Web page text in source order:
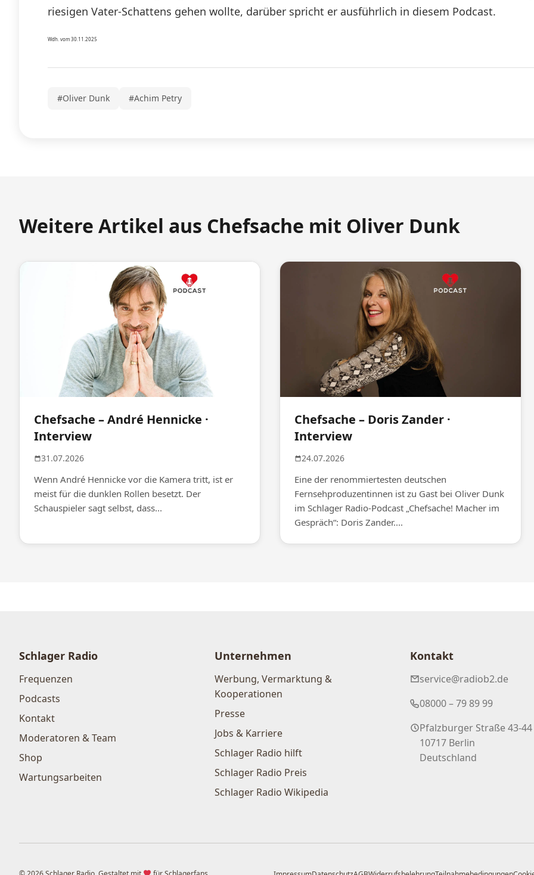
riesigen Vater-Schattens gehen wollte, darüber spricht er ausführlich in diesem Podcast.
Wdh. vom 30.11.2025
#Oliver Dunk #Achim Petry
Weitere Artikel aus Chefsache mit Oliver Dunk
Chefsache – André Hennicke ·
Interview
31.07.2026
Wenn André Hennicke vor die Kamera tritt, ist er
meist für die dunklen Rollen besetzt. Der
Schauspieler sagt selbst, dass...
Chefsache – Doris Zander ·
Interview
24.07.2026
Eine der renommiertesten deutschen
Fernsehproduzentinnen ist zu Gast bei Oliver Dunk
im Schlager Radio-Podcast „Chefsache! Macher im
Gespräch“: Doris Zander....
Schlager Radio
Frequenzen
Podcasts
Kontakt
Moderatoren & Team
Shop
Wartungsarbeiten
Unternehmen
Werbung, Vermarktung &
Kooperationen
Presse
Jobs & Karriere
Schlager Radio hilft
Schlager Radio Preis
Schlager Radio Wikipedia
Kontakt
service@radiob2.de
08000 – 79 89 99
Pfalzburger Straße 43-44
10717 Berlin
Deutschland